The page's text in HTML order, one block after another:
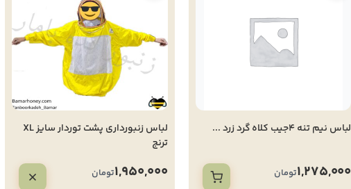
لباس نیم تنه 4جیب کلاه گرد زرد ...
1,275,000تومان
لباس زنبورداری پشت توردار سایز XL
ترنج
1,950,000تومان